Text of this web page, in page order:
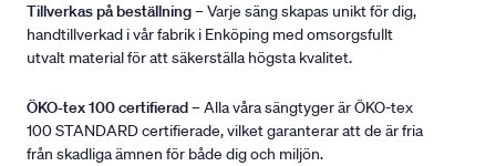
Tillverkas på beställning– Varje säng skapas unikt för dig,
handtillverkad i vår fabrik i Enköping med omsorgsfullt
utvalt material för att säkerställa högsta kvalitet.
ÖKO-tex 100 certifierad– Alla våra sängtyger är ÖKO-tex
100 STANDARD certifierade, vilket garanterar att de är fria
från skadliga ämnen för både dig och miljön.